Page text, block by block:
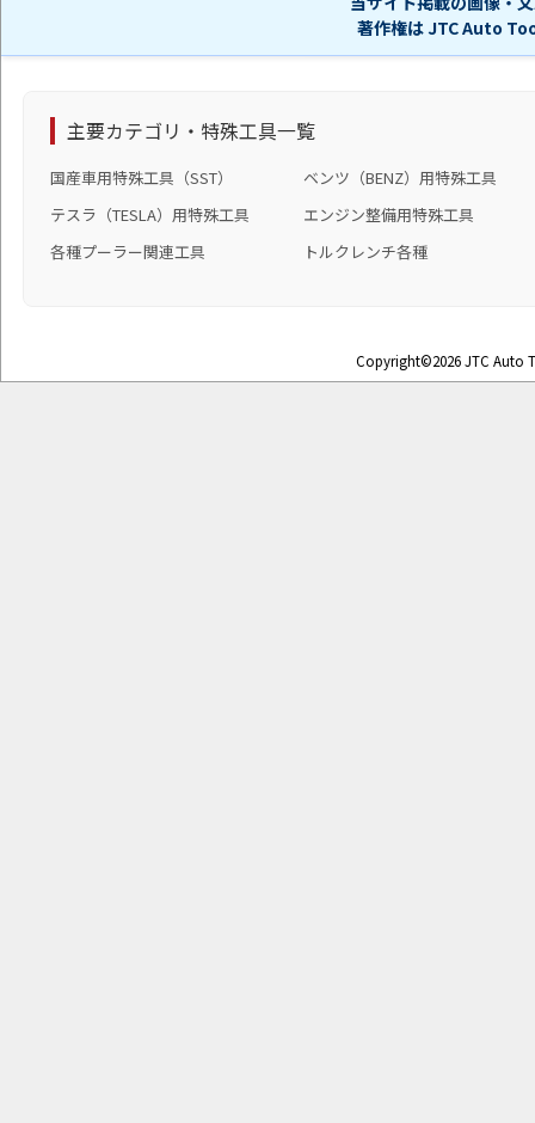
著作権は JTC Auto
主要カテゴリ・特殊工具一覧
国産車用特殊工具（SST）
ベンツ（BENZ）用特殊工具
テスラ（TESLA）用特殊工具
エンジン整備用特殊工具
各種プーラー関連工具
トルクレンチ各種
Copyright©2026 JTC Auto